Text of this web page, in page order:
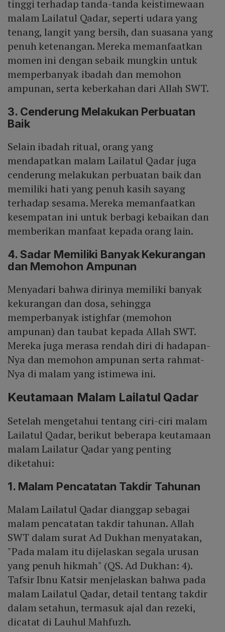
tinggi terhadap tanda-tanda keistimewaan
malam Lailatul Qadar, seperti udara yang
tenang, langit yang bersih, dan suasana yang
penuh ketenangan. Mereka memanfaatkan
momen ini dengan sebaik mungkin untuk
memperbanyak ibadah dan memohon
ampunan, serta keberkahan dari Allah SWT.
3. Cenderung Melakukan Perbuatan
Baik
Selain ibadah ritual, orang yang
mendapatkan malam Lailatul Qadar juga
cenderung melakukan perbuatan baik dan
memiliki hati yang penuh kasih sayang
terhadap sesama. Mereka memanfaatkan
kesempatan ini untuk berbagi kebaikan dan
memberikan manfaat kepada orang lain.
4. Sadar Memiliki Banyak Kekurangan
dan Memohon Ampunan
Menyadari bahwa dirinya memiliki banyak
kekurangan dan dosa, sehingga
memperbanyak istighfar (memohon
ampunan) dan taubat kepada Allah SWT.
Mereka juga merasa rendah diri di hadapan-
Nya dan memohon ampunan serta rahmat-
Nya di malam yang istimewa ini.
Keutamaan Malam Lailatul Qadar
Setelah mengetahui tentang ciri-ciri malam
Lailatul Qadar, berikut beberapa keutamaan
malam Lailatur Qadar yang penting
diketahui:
1. Malam Pencatatan Takdir Tahunan
Malam Lailatul Qadar dianggap sebagai
malam pencatatan takdir tahunan. Allah
SWT dalam surat Ad Dukhan menyatakan,
"Pada malam itu dijelaskan segala urusan
yang penuh hikmah" (QS. Ad Dukhan: 4).
Tafsir Ibnu Katsir menjelaskan bahwa pada
malam Lailatul Qadar, detail tentang takdir
dalam setahun, termasuk ajal dan rezeki,
dicatat di Lauhul Mahfuzh.